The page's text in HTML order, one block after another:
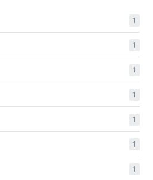
1
1
1
1
1
1
1